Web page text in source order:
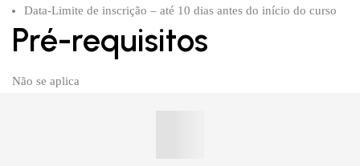
Data-Limite de inscrição – até 10 dias antes do início do curso
Pré-requisitos
Não se aplica